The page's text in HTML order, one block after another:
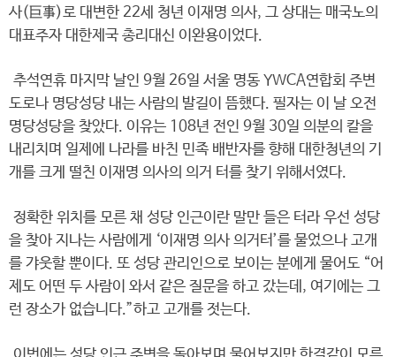
사(巨事)로 대변한 22세 청년 이재명 의사, 그 상대는 매국노의
대표주자 대한제국 총리대신 이완용이었다.
추석연휴 마지막 날인 9월 26일 서울 명동 YWCA연합회 주변
도로나 명당성당 내는 사람의 발길이 뜸했다. 필자는 이 날 오전
명당성당을 찾았다. 이유는 108년 전인 9월 30일 의분의 칼을
내리치며 일제에 나라를 바친 민족 배반자를 향해 대한청년의 기
개를 크게 떨친 이재명 의사의 의거 터를 찾기 위해서였다.
정확한 위치를 모른 채 성당 인근이란 말만 들은 터라 우선 성당
을 찾아 지나는 사람에게 ‘이재명 의사 의거터’를 물었으나 고개
를 갸웃할 뿐이다. 또 성당 관리인으로 보이는 분에게 물어도 “어
제도 어떤 두 사람이 와서 같은 질문을 하고 갔는데, 여기에는 그
런 장소가 없습니다.”하고 고개를 젓는다.